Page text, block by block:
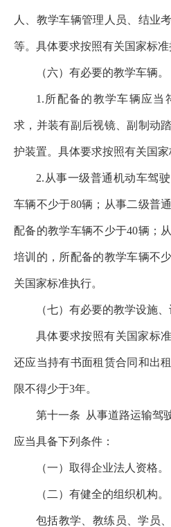
人、教学车辆管理人员、结业
等。具体要求按照有关国家标准
（六）有必要的教学车辆。
1.所配备的教学车辆应当
求，并装有副后视镜、副制动
护装置。具体要求按照有关国家
2.从事一级普通机动车驾
车辆不少于80辆；从事二级普
配备的教学车辆不少于40辆；
培训的，所配备的教学车辆不
关国家标准执行。
（七）有必要的教学设施、
具体要求按照有关国家标
还应当持有书面租赁合同和出
限不得少于3年。
第十一条 从事道路运输驾
应当具备下列条件：
（一）取得企业法人资格。
（二）有健全的组织机构。
包括教学、教练员、学员